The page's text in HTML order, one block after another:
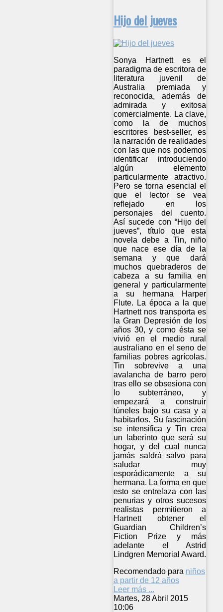
Hijo del jueves
Sonya Hartnett es el
paradigma de escritora de
literatura juvenil de
Australia premiada y
reconocida, además de
admirada y exitosa
comercialmente. La clave,
como la de muchos
escritores best-seller, es
la narración de realidades
con las que nos podemos
identificar introduciendo
algún elemento
particularmente atractivo.
Pero se torna esencial el
que el lector se vea
reflejado en los
personajes del cuento.
Así sucede con “Hijo del
jueves”, título que esta
novela debe a Tin, niño
que nace ese día de la
semana y que dará
muchos quebraderos de
cabeza a su familia en
general y particularmente
a su hermana Harper
Flute. La época a la que
Hartnett nos transporta es
la Gran Depresión de los
años 30, y como ésta se
vivió en el medio rural
australiano en el seno de
familias pobres agrícolas.
Tin sobrevive a una
avalancha de barro pero
tras ello se obsesiona con
lo subterráneo, y
empezará a construir
túneles bajo su casa y a
habitarlos. Su fascinación
se intensifica y Tin crea
un laberinto que será su
hogar, y del cual nunca
jamás saldrá salvo para
saludar muy
esporádicamente a su
hermana. La forma en que
esto se entrelaza con las
penurias y otros sucesos
realistas permitieron a
Hartnett obtener el
Guardian Children’s
Fiction Prize y más
adelante el Astrid
Lindgren Memorial Award.
Recomendado para niños
a partir de 12 años
Leer más ...
Martes, 28 Abril 2015
10:06